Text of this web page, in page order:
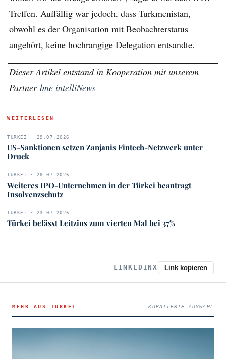
Treffen. Auffällig war jedoch, dass Turkmenistan,
obwohl es der Organisation mit Beobachterstatus
angehört, keine hochrangige Delegation entsandte.
Dieser Artikel entstand in Kooperation mit unserem
Partner bne intelliNews
WEITERLESEN
TÜRKEI · 29.07.2026
US-Sanktionen setzen Zanjanis Fintech-Netzwerk unter
Druck
TÜRKEI · 28.07.2026
Weiteres IPO-Unternehmen in der Türkei beantragt
Insolvenzschutz
TÜRKEI · 23.07.2026
Türkei belässt Leitzins zum vierten Mal bei 37%
LINKEDINX Link kopieren
MEHR AUS TÜRKEI KURATIERTE AUSWAHL